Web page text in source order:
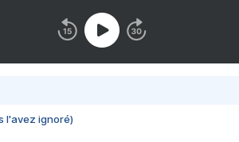
l'avez ignoré)